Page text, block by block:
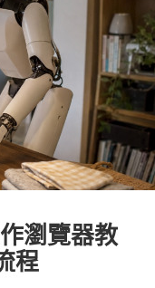
瀏覽器教
程